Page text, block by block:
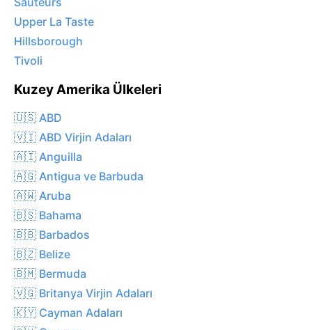
Upper La Taste
Hillsborough
Tivoli
Kuzey Amerika Ülkeleri
🇺🇸 ABD
🇻🇮 ABD Virjin Adaları
🇦🇮 Anguilla
🇦🇬 Antigua ve Barbuda
🇦🇼 Aruba
🇧🇸 Bahama
🇧🇧 Barbados
🇧🇿 Belize
🇧🇲 Bermuda
🇻🇬 Britanya Virjin Adaları
🇰🇾 Cayman Adaları